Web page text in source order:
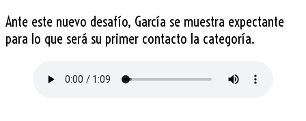
Ante este nuevo desafío, García se muestra expectante
para lo que será su primer contacto la categoría.